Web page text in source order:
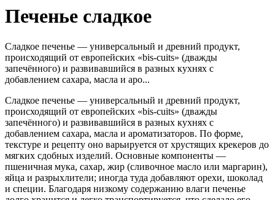
Печенье сладкое
Сладкое печенье — универсальный и древний продукт,
происходящий от европейских «bis-cuits» (дважды
запечённого) и развивавшийся в разных кухнях с
добавлением сахара, масла и аро...
Сладкое печенье — универсальный и древний продукт,
происходящий от европейских «bis-cuits» (дважды
запечённого) и развивавшийся в разных кухнях с
добавлением сахара, масла и ароматизаторов. По форме,
текстуре и рецепту оно варьируется от хрустящих крекеров до
мягких сдобных изделий. Основные компоненты —
пшеничная мука, сахар, жир (сливочное масло или маргарин),
яйца и разрыхлители; иногда туда добавляют орехи, шоколад
и специи. Благодаря низкому содержанию влаги печенье